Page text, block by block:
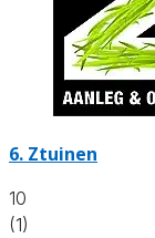
6. Ztuinen
10
(1)